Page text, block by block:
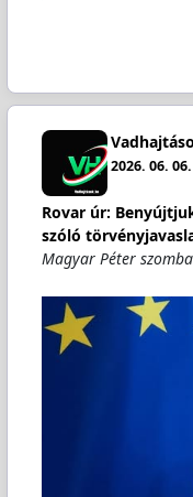
2026. 06.
Rovar úr:
szóló
Magyar Péter